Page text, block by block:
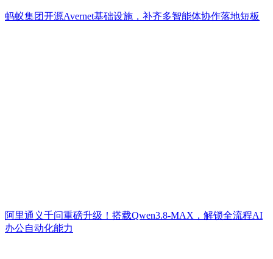
蚂蚁集团开源Avernet基础设施，补齐多智能体协作落地短板
阿里通义千问重磅升级！搭载Qwen3.8-MAX，解锁全流程AI
办公自动化能力